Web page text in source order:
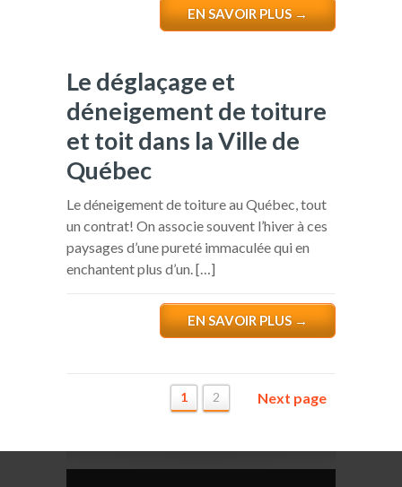
EN SAVOIR PLUS→
Le déglaçage et
déneigement de toiture
et toit dans la Ville de
Québec
Le déneigement de toiture au Québec, tout
un contrat! On associe souvent l’hiver à ces
paysages d’une pureté immaculée qui en
enchantent plus d’un. […]
EN SAVOIR PLUS→
1 2 Next page